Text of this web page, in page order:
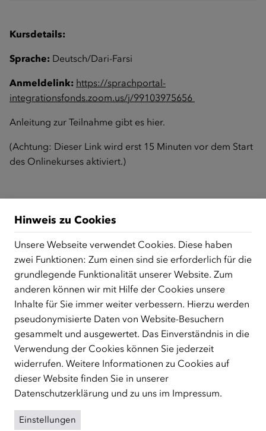
Kursdetails:
Sprache: Deutsch/Dari-Farsi
Anmeldelink: https://sprachportal-
integrationsfonds.zoom.us/j/99103975656
Anleitung zur Teilnahme gibt es hier.
(Achtung: Dieser Link wird erst 15 Minuten vor dem Start
des Onlinekurses aktiviert.)
ÜBER UNS
Der Österreichische Integrationsfonds (ÖIF) ist ein Fonds der
Republik Österreich, der Flüchtlinge, subsidiär
Schutzberechtigte, Vertriebene sowie Zuwander/innen als
zentrale Anlaufstelle bei der Integration in Österreich
unterstützt.mehr
FacebookYouTubeInstagramLinkedIn
Über den ÖIF
Der Österreichische Integrationsfonds (ÖIF)
Organigramm
Hinweis zu Cookies
Unsere Webseite verwendet Cookies. Diese haben
zwei Funktionen: Zum einen sind sie erforderlich für die
grundlegende Funktionalität unserer Website. Zum
anderen können wir mit Hilfe der Cookies unsere
Inhalte für Sie immer weiter verbessern. Hierzu werden
pseudonymisierte Daten von Website-Besuchern
gesammelt und ausgewertet. Das Einverständnis in die
Verwendung der Cookies können Sie jederzeit
widerrufen. Weitere Informationen zu Cookies auf
dieser Website finden Sie in unserer
Datenschutzerklärung und zu uns im Impressum.
Einstellungen